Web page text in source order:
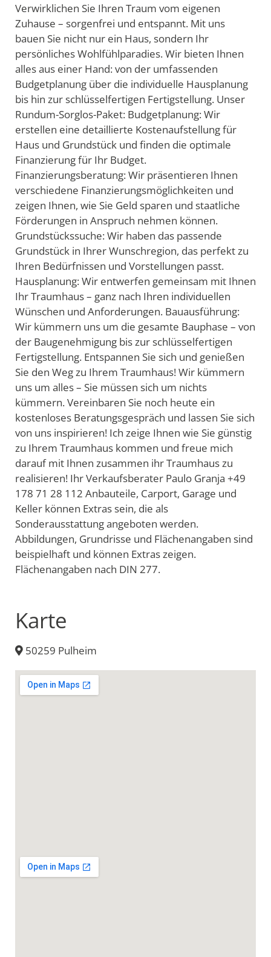
Verwirklichen Sie Ihren Traum vom eigenen
Zuhause – sorgenfrei und entspannt. Mit uns
bauen Sie nicht nur ein Haus, sondern Ihr
persönliches Wohlfühlparadies. Wir bieten Ihnen
alles aus einer Hand: von der umfassenden
Budgetplanung über die individuelle Hausplanung
bis hin zur schlüsselfertigen Fertigstellung. Unser
Rundum-Sorglos-Paket: Budgetplanung: Wir
erstellen eine detaillierte Kostenaufstellung für
Haus und Grundstück und finden die optimale
Finanzierung für Ihr Budget.
Finanzierungsberatung: Wir präsentieren Ihnen
verschiedene Finanzierungsmöglichkeiten und
zeigen Ihnen, wie Sie Geld sparen und staatliche
Förderungen in Anspruch nehmen können.
Grundstückssuche: Wir haben das passende
Grundstück in Ihrer Wunschregion, das perfekt zu
Ihren Bedürfnissen und Vorstellungen passt.
Hausplanung: Wir entwerfen gemeinsam mit Ihnen
Ihr Traumhaus – ganz nach Ihren individuellen
Wünschen und Anforderungen. Bauausführung:
Wir kümmern uns um die gesamte Bauphase – von
der Baugenehmigung bis zur schlüsselfertigen
Fertigstellung. Entspannen Sie sich und genießen
Sie den Weg zu Ihrem Traumhaus! Wir kümmern
uns um alles – Sie müssen sich um nichts
kümmern. Vereinbaren Sie noch heute ein
kostenloses Beratungsgespräch und lassen Sie sich
von uns inspirieren! Ich zeige Ihnen wie Sie günstig
zu Ihrem Traumhaus kommen und freue mich
darauf mit Ihnen zusammen ihr Traumhaus zu
realisieren! Ihr Verkaufsberater Paulo Granja +49
178 71 28 112 Anbauteile, Carport, Garage und
Keller können Extras sein, die als
Sonderausstattung angeboten werden.
Abbildungen, Grundrisse und Flächenangaben sind
beispielhaft und können Extras zeigen.
Flächenangaben nach DIN 277.
Karte
50259 Pulheim